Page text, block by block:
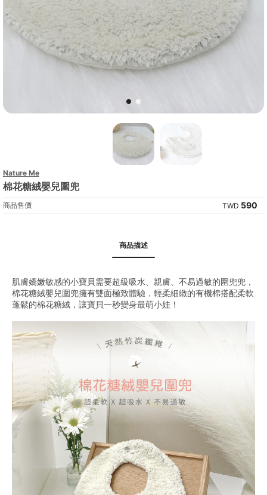
Nature Me
棉花糖絨嬰兒圍兜
商品售價 590
商品描述
肌膚嬌嫩敏感的小寶貝需要超級吸水、親膚、不易過敏的圍兜兜，
棉花糖絨嬰兒圍兜擁有雙面極致體驗，輕柔細緻的有機棉搭配柔軟
蓬鬆的棉花糖絨，讓寶貝一秒變身最萌小娃！